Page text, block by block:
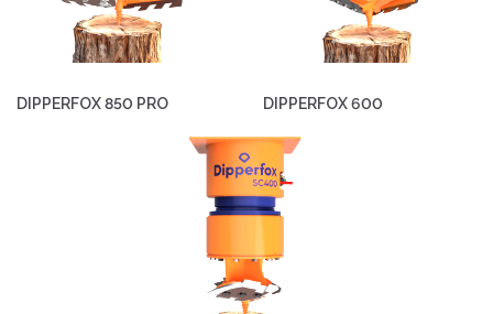
DIPPERFOX 850 PRO DIPPERFOX 600